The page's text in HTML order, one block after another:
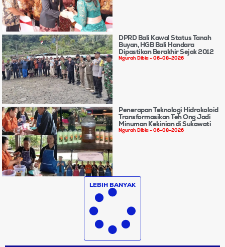
DPRD Bali Kawal Status Tanah
Buyan, HGB Bali Handara
Dipastikan Berakhir Sejak 2012
Ngurah Dibia 06-08-2026
Penerapan Teknologi Hidrokoloid
Transformasikan Teh Ong Jadi
Minuman Kekinian di Sukawati
Ngurah Dibia 06-08-2026
LEBIH BANYAK